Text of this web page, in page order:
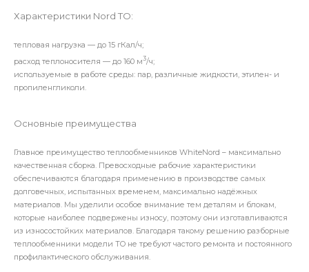
Характеристики Nord TO:
тепловая нагрузка — до 15 гКал/ч;
расход теплоносителя — до 160 м3/ч;
используемые в работе среды: пар, различные жидкости, этилен- и
пропиленгликоли.
Основные преимущества
Главное преимущество теплообменников WhiteNord – максимально
качественная сборка. Превосходные рабочие характеристики
обеспечиваются благодаря применению в производстве самых
долговечных, испытанных временем, максимально надёжных
материалов. Мы уделили особое внимание тем деталям и блокам,
которые наиболее подвержены износу, поэтому они изготавливаются
из износостойких материалов. Благодаря такому решению разборные
теплообменники модели TO не требуют частого ремонта и постоянного
профилактического обслуживания.